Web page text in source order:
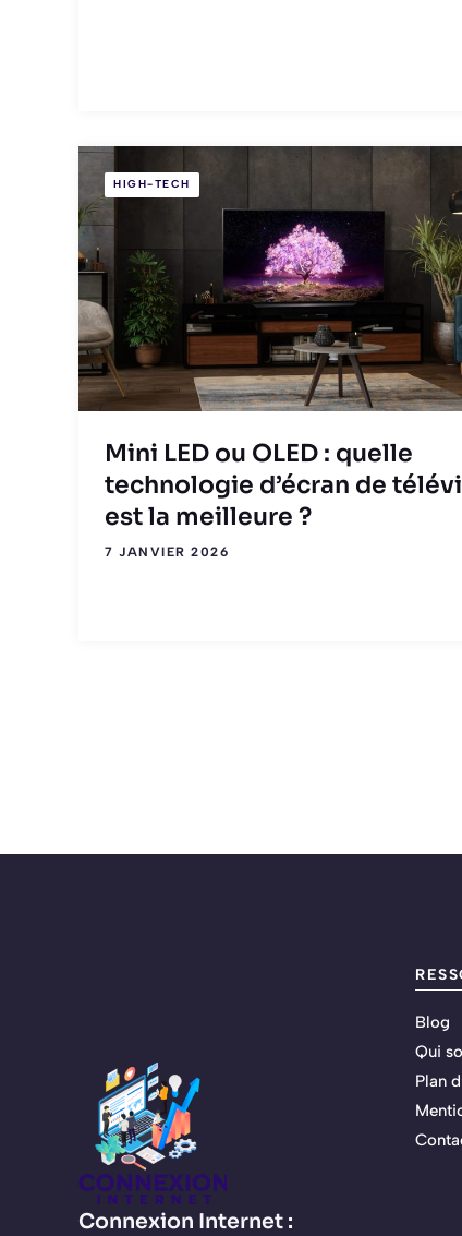
HIGH-TECH
Mini LED ou OLED : quelle
technologie d’écran de
est la meilleure ?
7 JANVIER 2026
Connexion Internet :
Blog
Qui
Plan